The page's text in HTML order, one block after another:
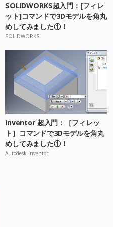
SOLIDWORKS超入門：[フィレ
ット]コマンドで3Dモデルを角丸
めしてみました①！
SOLIDWORKS
Inventor 超入門：［フィレッ
ト］コマンドで3Dモデルを角丸
めしてみました①！
Autodesk Inventor